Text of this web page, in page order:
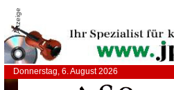
Anzeige
Donnerstag, 6. August 2026